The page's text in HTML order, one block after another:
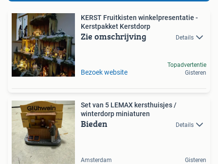
KERST Fruitkisten winkelpresentatie -
Kerstpakket Kerstdorp
Zie omschrijving Details
Bezoek website
Topadvertentie
Gisteren
Set van 5 LEMAX kersthuisjes /
winterdorp miniaturen
Bieden Details
Amsterdam Gisteren